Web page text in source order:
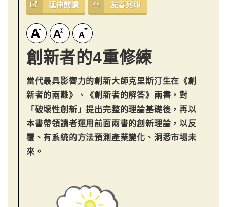
延伸閱讀 友善列印
創新者的4重修練
當代最具影響力的創新大師克里斯汀生在《創
新者的兩難》、《創新者的解答》兩書，對
「破壞性創新」提出完整的理論基礎後，再以
本書帶領讀者運用前面兩書的創新理論，以反
覆、有系統的方法預測產業變化、洞悉市場未
來。